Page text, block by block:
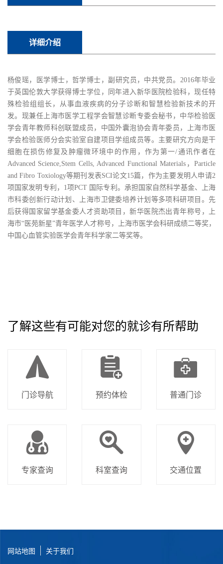
详细介绍
杨俊瑶，医学博士，哲学博士，副研究员，中共党员。2016年毕业
于英国伦敦大学获得博士学位，同年进入新华医院检验科，现任特
殊检验组组长，从事血液疾病的分子诊断和智慧检验新技术的开
发。现兼任上海市医学工程学会智慧诊断专委会秘书，中华检验医
学会青年教师科创联盟成员，中国外囊泡协会青年委员，上海市医
学会检验医师分会实验室自建项目学组成员等。主要研究方向是干
细胞在损伤修复及肿瘤微环境中的作用，作为第一/通讯作者在
Advanced Science,Stem Cells, Advanced Functional Materials，Particle
and Fibro Toxiology等期刊发表SCI论文15篇，作为主要发明人申请2
项国家发明专利，1项PCT 国际专利。承担国家自然科学基金、上海
市科委创新行动计划、上海市卫健委培养计划等多项科研项目。先
后获得国家留学基金委人才资助项目，新华医院杰出青年称号，上
海市“医苑新星”青年医学人才称号，上海市医学会科研成绩二等奖，
中国心血管实验医学会青年科学家二等奖等。
了解这些有可能对您的就诊有所帮助
门诊导航 预约体检 普通门诊
专家查询 科室查询 交通位置
网站地图 关于我们